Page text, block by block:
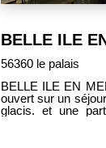
56360 le palais
BELLE ILE EN MER - VENDU VUE SUR PORT
ouvert sur un séjour lumineux
glacis. et une partie de la